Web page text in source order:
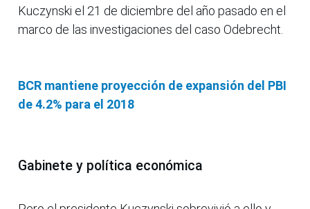
Kuczynski el 21 de diciembre del año pasado en el
marco de las investigaciones del caso Odebrecht.
BCR mantiene proyección de expansión del PBI
de 4.2% para el 2018
Gabinete y política económica